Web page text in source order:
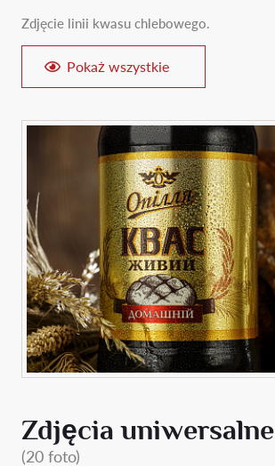
Zdjęcie linii kwasu chlebowego.
Pokaż wszystkie
Zdjęcia uniwersalne
(20 foto)
18+
Masz ukończone18 lat
Tak Nie